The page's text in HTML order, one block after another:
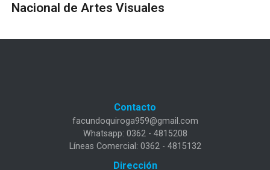
Nacional de Artes Visuales
Contacto
facundoquiroga959@gmail.com
Whatsapp: 0362 - 4815208
Líneas Comercial: 0362 - 4815132
Dirección